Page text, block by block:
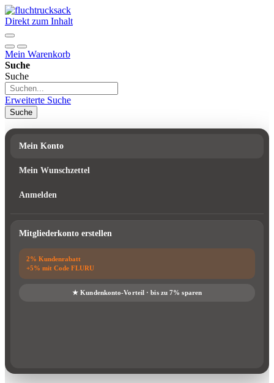
Direkt zum Inhalt
Mein Warenkorb
Suche
Suche
Erweiterte Suche
Suche
Mein Konto
Mein Wunschzettel
Anmelden
Mitgliederkonto erstellen